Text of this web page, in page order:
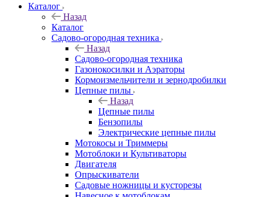
Каталог
Назад
Каталог
Садово-огородная техника
Назад
Садово-огородная техника
Газонокосилки и Аэраторы
Кормоизмельчители и зернодробилки
Цепные пилы
Назад
Цепные пилы
Бензопилы
Электрические цепные пилы
Мотокосы и Триммеры
Мотоблоки и Культиваторы
Двигателя
Опрыскиватели
Садовые ножницы и кусторезы